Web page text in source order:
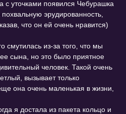
с уточками появился Чебурашка
эрудированность,
что он ей очень нравится)
смутилась из-за того, что мы
сына, но это было приятное
человек. Такой очень
вызывает только
она очень маленькая в жизни,
я достала из пакета кольцо и